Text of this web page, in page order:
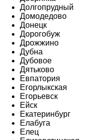
Долгопрудный
Домодедово
Донецк
Дорогобуж
Дрожжино
Дубна
Дубовое
Дятьково
Евпатория
Егорлыкская
Егорьевск
Ейск
Екатеринбург
Елабуга
Елец